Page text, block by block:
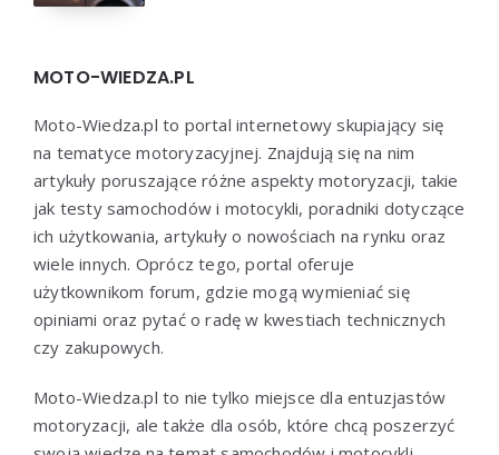
MOTO-WIEDZA.PL
Moto-Wiedza.pl to portal internetowy skupiający się
na tematyce motoryzacyjnej. Znajdują się na nim
artykuły poruszające różne aspekty motoryzacji, takie
jak testy samochodów i motocykli, poradniki dotyczące
ich użytkowania, artykuły o nowościach na rynku oraz
wiele innych. Oprócz tego, portal oferuje
użytkownikom forum, gdzie mogą wymieniać się
opiniami oraz pytać o radę w kwestiach technicznych
czy zakupowych.
Moto-Wiedza.pl to nie tylko miejsce dla entuzjastów
motoryzacji, ale także dla osób, które chcą poszerzyć